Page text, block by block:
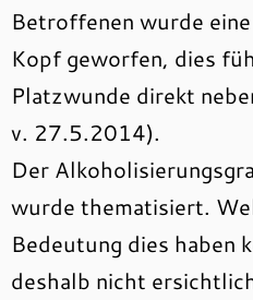
Betroffenen wurde
Kopf geworfen, dies
Platzwunde direkt
v. 27.5.2014).
Der
wurde thematisiert.
Bedeutung dies haben
deshalb nicht